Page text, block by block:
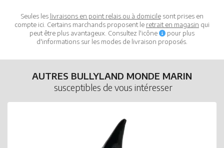
Seules les livraisons en point relais ou à domicilesont prises en
compte ici. Certains marchands proposent le retrait en magasin qui
peut être plus avantageux. Consultez l'icône
pour plus
d'informations sur les modes de livraison proposés.
AUTRES BULLYLAND MONDE MARIN
susceptibles de vous intéresser